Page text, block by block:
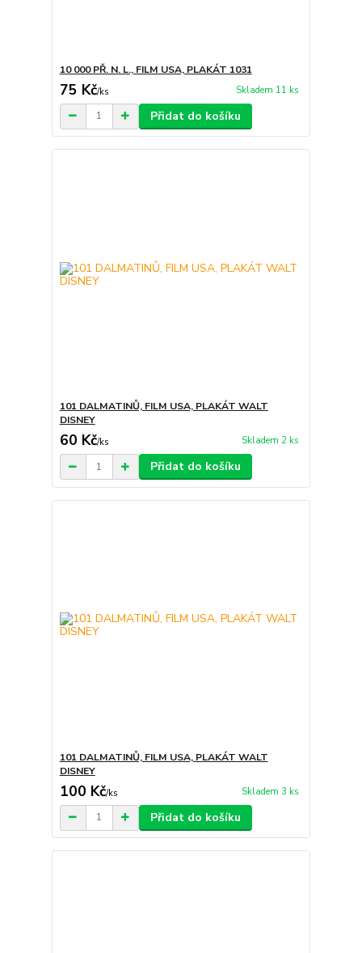
10 000 PŘ. N. L., FILM USA, PLAKÁT 1031
75 Kč/ks Skladem 11 ks
Přidat do košíku
101 DALMATINŮ, FILM USA, PLAKÁT WALT
DISNEY
60 Kč/ks Skladem 2 ks
Přidat do košíku
101 DALMATINŮ, FILM USA, PLAKÁT WALT
DISNEY
100 Kč/ks Skladem 3 ks
Přidat do košíku